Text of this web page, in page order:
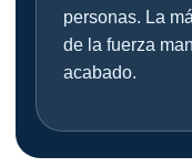
personas. La
de la fuerza
acabado.